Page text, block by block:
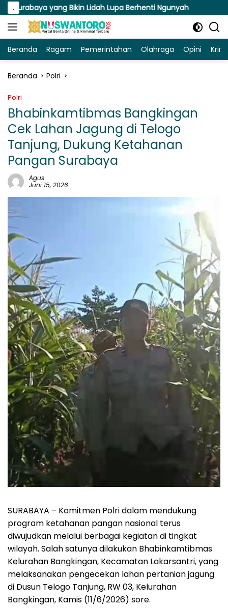
Langsung
ke
konten
.
yang Bikin Lidah Lupa Berhenti Ngunyah Susuri
Beranda Ragam Pemerintahan Olahraga Opini
Beranda Polri
Polri
Bhabinkamtibmas Bangkingan
Cek Lahan Jagung di Telogo
Tanjung, Dukung Ketahanan
Pangan Surabaya
Agus
Juni 15, 2026
SURABAYA – Komitmen Polri dalam mendukung
program ketahanan pangan nasional terus
diwujudkan melalui berbagai kegiatan di tingkat
wilayah. Salah satunya dilakukan Bhabinkamtibmas
Kelurahan Bangkingan, Kecamatan Lakarsantri, yang
melaksanakan pengecekan lahan pertanian jagung
di Dusun Telogo Tanjung, RW 03, Kelurahan
Bangkingan, Kamis (11/6/2026) sore.